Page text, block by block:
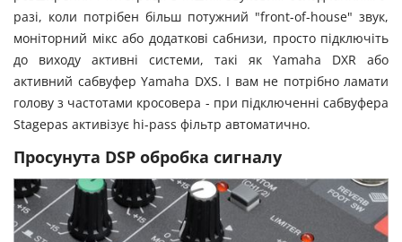
разі, коли потрібен більш потужний "front-of-house" звук,
моніторний мікс або додаткові сабнизи, просто підключіть
до виходу активні системи, такі як Yamaha DXR або
активний сабвуфер Yamaha DXS. І вам не потрібно ламати
голову з частотами кросовера - при підключенні сабвуфера
Stagepas активізує hi-pass фільтр автоматично.
Просунута DSP обробка сигналу